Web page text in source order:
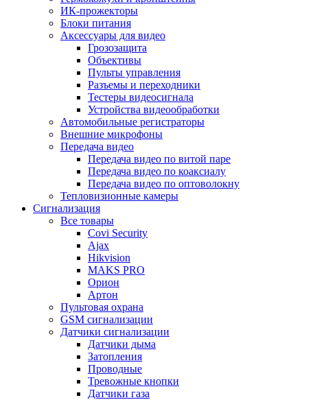
ИК-прожекторы
Блоки питания
Аксессуары для видео
Грозозащита
Объективы
Пульты управления
Разъемы и переходники
Тестеры видеосигнала
Устройства видеообработки
Автомобильные регистраторы
Внешние микрофоны
Передача видео
Передача видео по витой паре
Передача видео по коаксиалу
Передача видео по оптоволокну
Тепловизионные камеры
Сигнализация
Все товары
Covi Security
Ajax
Hikvision
MAKS PRO
Орион
Артон
Пультовая охрана
GSM сигнализации
Датчики сигнализации
Датчики дыма
Затопления
Проводные
Тревожные кнопки
Датчики газа